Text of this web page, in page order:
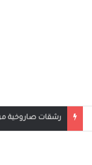
بث مباشر مباراة